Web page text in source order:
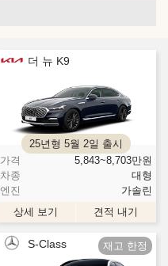
더 뉴 K9
25년형 5월 2일 출시
가격
5,843~8,703만원
차종
대형
엔진
가솔린
상세 보기
견적 내기
S-Class